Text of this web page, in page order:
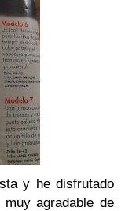
y he disfrutado
agradable de